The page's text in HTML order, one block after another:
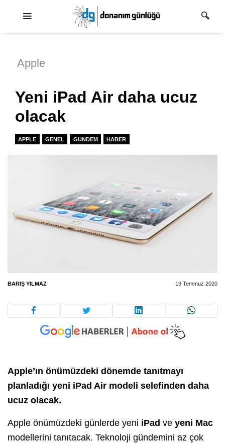
Apple
Yeni iPad Air daha ucuz
olacak
APPLE GENEL GUNDEM HABER
BARIŞ YILMAZ 19 Temmuz 2020
Apple’ın önümüzdeki dönemde tanıtmayı
planladığı yeni iPad Air modeli selefinden daha
ucuz olacak.
Apple önümüzdeki günlerde yeni iPad ve yeni Mac
modellerini tanıtacak. Teknoloji gündemini az çok